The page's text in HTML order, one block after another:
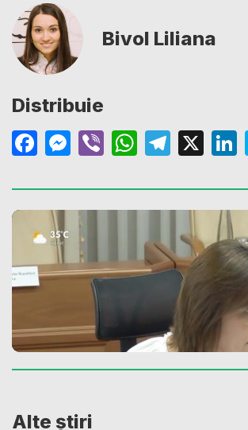
Bivol Liliana
Distribuie
Facebook
Messenger
Viber X
Alte știri